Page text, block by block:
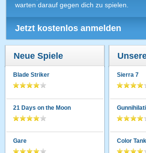
warten darauf gegen dich zu spielen.
Jetzt kostenlos anmelden
Neue Spiele
Blade Striker
21 Days on the Moon
Gare
Sierra 7
Color